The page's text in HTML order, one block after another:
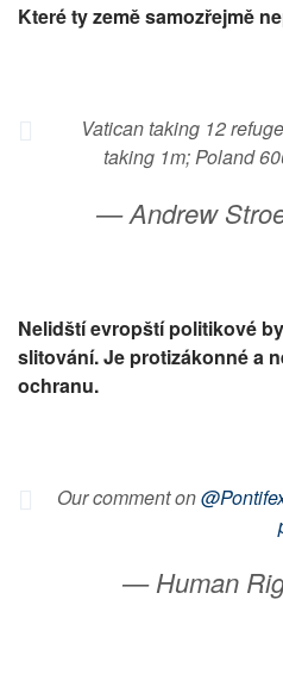
Které ty země samozřejmě
Vatican taking 12
taking 1m; Poland
— Andrew
Nelidští evropští politikové
slitování. Je protizákonné a
ochranu.
Our comment on
— Human